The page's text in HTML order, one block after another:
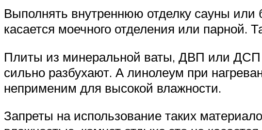
Выполнять внутреннюю отделку сауны
касается моечного отделения или парной.
Плиты из минеральной ваты, ДВП или ДСП
сильно разбухают. А линолеум при
неприменим для высокой влажности.
Запреты на использование таких